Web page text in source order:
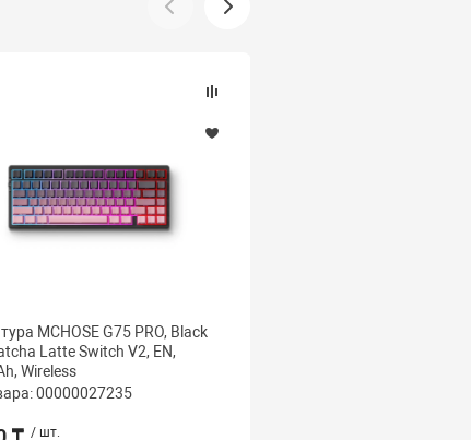
MCHOSE G75 PRO, Black
Latte Switch V2, EN,
Wireless
00000027235
/ шт.